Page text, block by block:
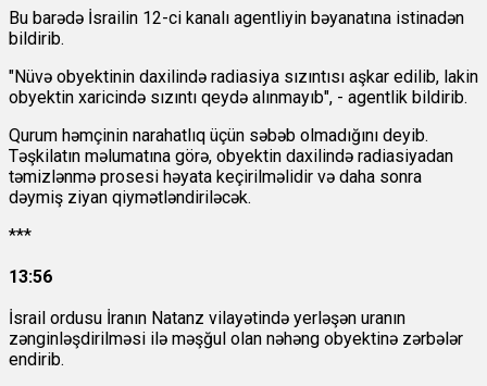
Bu barədə İsrailin 12-ci kanalı agentliyin bəyanatına istinadən
bildirib.
"Nüvə obyektinin daxilində radiasiya sızıntısı aşkar edilib, lakin
obyektin xaricində sızıntı qeydə alınmayıb", - agentlik bildirib.
Qurum həmçinin narahatlıq üçün səbəb olmadığını deyib.
Təşkilatın məlumatına görə, obyektin daxilində radiasiyadan
təmizlənmə prosesi həyata keçirilməlidir və daha sonra
dəymiş ziyan qiymətləndiriləcək.
***
13:56
İsrail ordusu İranın Natanz vilayətində yerləşən uranın
zənginləşdirilməsi ilə məşğul olan nəhəng obyektinə zərbələr
endirib.